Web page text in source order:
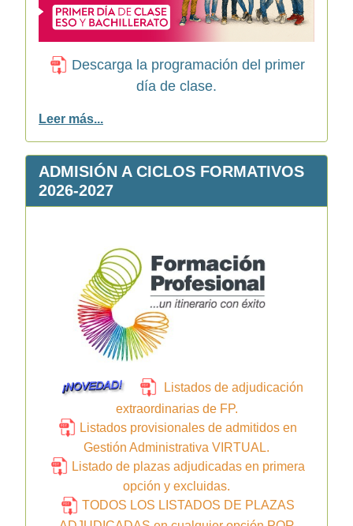
Descarga la programación del primer
día de clase.
Leer más...
ADMISIÓN A CICLOS FORMATIVOS
2026-2027
Listados de adjudicación
extraordinarias de FP.
Listados provisionales de admitidos en
Gestión Administrativa VIRTUAL.
Listado de plazas adjudicadas en primera
opción y excluidas.
TODOS LOS LISTADOS DE PLAZAS